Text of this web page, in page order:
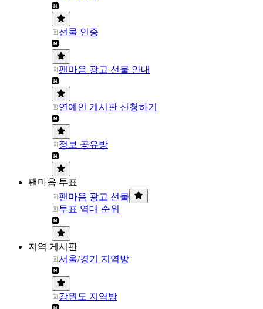
선물 인증
팬마음 광고 선물 안내
연예인 게시판 신청하기
정보 공유방
팬마음 투표
팬마음 광고 선물
투표 역대 순위
지역 게시판
서울/경기 지역방
강원도 지역방